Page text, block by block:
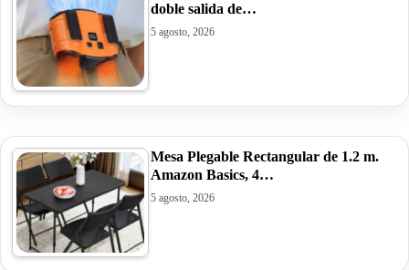
doble salida de…
5 agosto, 2026
Mesa Plegable Rectangular de 1.2 m.
Amazon Basics, 4…
5 agosto, 2026